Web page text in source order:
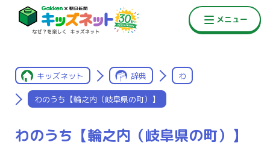
キッズネット 辞典 わ
わのうち【輪之内（岐阜県の町）】
わのうち【輪之内（岐阜県の町）】